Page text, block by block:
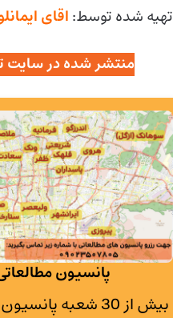
تهیه شده توسط: اقای
منتشر شده در سایت
پانسیون
بیش از 30 شعبه